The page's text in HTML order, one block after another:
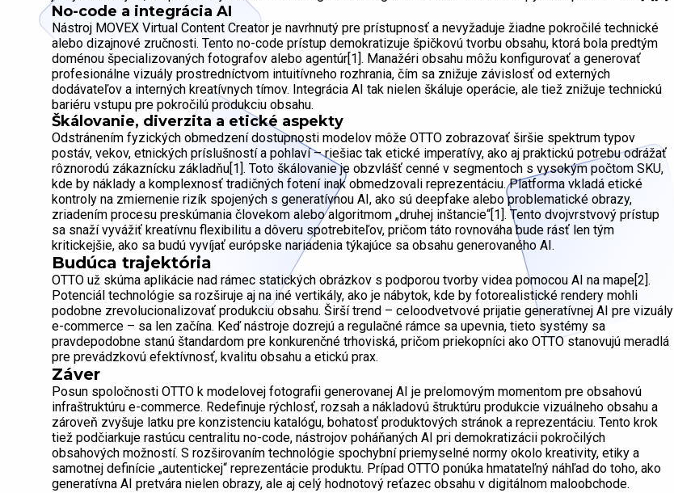
No-code a integrácia AI
Nástroj MOVEX Virtual Content Creator je navrhnutý pre prístupnosť a nevyžaduje žiadne pokročilé technické
alebo dizajnové zručnosti. Tento no-code prístup demokratizuje špičkovú tvorbu obsahu, ktorá bola predtým
doménou špecializovaných fotografov alebo agentúr[1]. Manažéri obsahu môžu konfigurovať a generovať
profesionálne vizuály prostredníctvom intuitívneho rozhrania, čím sa znižuje závislosť od externých
dodávateľov a interných kreatívnych tímov. Integrácia AI tak nielen škáluje operácie, ale tiež znižuje technickú
bariéru vstupu pre pokročilú produkciu obsahu.
Škálovanie, diverzita a etické aspekty
Odstránením fyzických obmedzení dostupnosti modelov môže OTTO zobrazovať širšie spektrum typov
postáv, vekov, etnických príslušností a pohlaví – riešiac tak etické imperatívy, ako aj praktickú potrebu odrážať
rôznorodú zákaznícku základňu[1]. Toto škálovanie je obzvlášť cenné v segmentoch s vysokým počtom SKU,
kde by náklady a komplexnosť tradičných fotení inak obmedzovali reprezentáciu. Platforma vkladá etické
kontroly na zmiernenie rizík spojených s generatívnou AI, ako sú deepfake alebo problematické obrazy,
zriadením procesu preskúmania človekom alebo algoritmom „druhej inštancie“[1]. Tento dvojvrstvový prístup
sa snaží vyvážiť kreatívnu flexibilitu a dôveru spotrebiteľov, pričom táto rovnováha bude rásť len tým
kritickejšie, ako sa budú vyvíjať európske nariadenia týkajúce sa obsahu generovaného AI.
Budúca trajektória
OTTO už skúma aplikácie nad rámec statických obrázkov s podporou tvorby videa pomocou AI na mape[2].
Potenciál technológie sa rozširuje aj na iné vertikály, ako je nábytok, kde by fotorealistické rendery mohli
podobne zrevolucionalizovať produkciu obsahu. Širší trend – celoodvetvové prijatie generatívnej AI pre vizuály
e-commerce – sa len začína. Keď nástroje dozrejú a regulačné rámce sa upevnia, tieto systémy sa
pravdepodobne stanú štandardom pre konkurenčné trhoviská, pričom priekopníci ako OTTO stanovujú meradlá
pre prevádzkovú efektívnosť, kvalitu obsahu a etickú prax.
Záver
Posun spoločnosti OTTO k modelovej fotografii generovanej AI je prelomovým momentom pre obsahovú
infraštruktúru e-commerce. Redefinuje rýchlosť, rozsah a nákladovú štruktúru produkcie vizuálneho obsahu a
zároveň zvyšuje latku pre konzistenciu katalógu, bohatosť produktových stránok a reprezentáciu. Tento krok
tiež podčiarkuje rastúcu centralitu no-code, nástrojov poháňaných AI pri demokratizácii pokročilých
obsahových možností. S rozširovaním technológie spochybní priemyselné normy okolo kreativity, etiky a
samotnej definície „autentickej“ reprezentácie produktu. Prípad OTTO ponúka hmatateľný náhľad do toho, ako
generatívna AI pretvára nielen obrazy, ale aj celý hodnotový reťazec obsahu v digitálnom maloobchode.